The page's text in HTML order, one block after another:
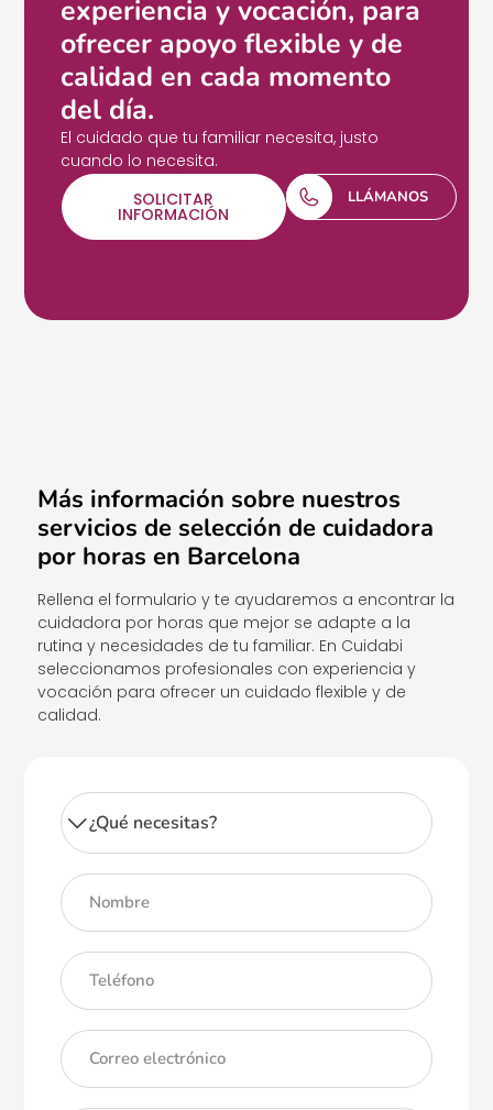
experiencia y vocación, para
ofrecer apoyo flexible y de
calidad en cada momento
del día.
El cuidado que tu familiar necesita, justo
cuando lo necesita.
SOLICITAR
INFORMACIÓN
LLÁMANOS
Más información sobre nuestros
servicios de selección de cuidadora
por horas en Barcelona
Rellena el formulario y te ayudaremos a encontrar la
cuidadora por horas que mejor se adapte a la
rutina y necesidades de tu familiar. En Cuidabi
seleccionamos profesionales con experiencia y
vocación para ofrecer un cuidado flexible y de
calidad.